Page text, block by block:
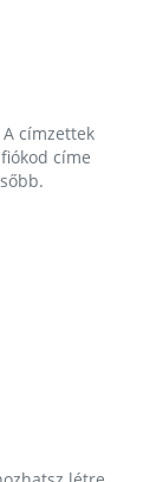
címzettek
címe